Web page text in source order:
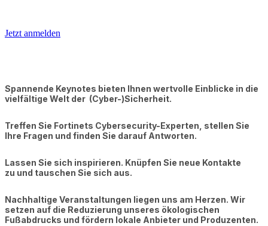
Jetzt anmelden
Spannende Keynotes bieten Ihnen wertvolle Einblicke in die
vielfältige Welt der (Cyber-)Sicherheit.
Treffen Sie Fortinets Cybersecurity-Experten, stellen Sie
Ihre Fragen und finden Sie darauf Antworten.
Lassen Sie sich inspirieren. Knüpfen Sie neue Kontakte
zu und tauschen Sie sich aus.
Nachhaltige Veranstaltungen liegen uns am Herzen. Wir
setzen auf die Reduzierung unseres ökologischen
Fußabdrucks und fördern lokale Anbieter und Produzenten.